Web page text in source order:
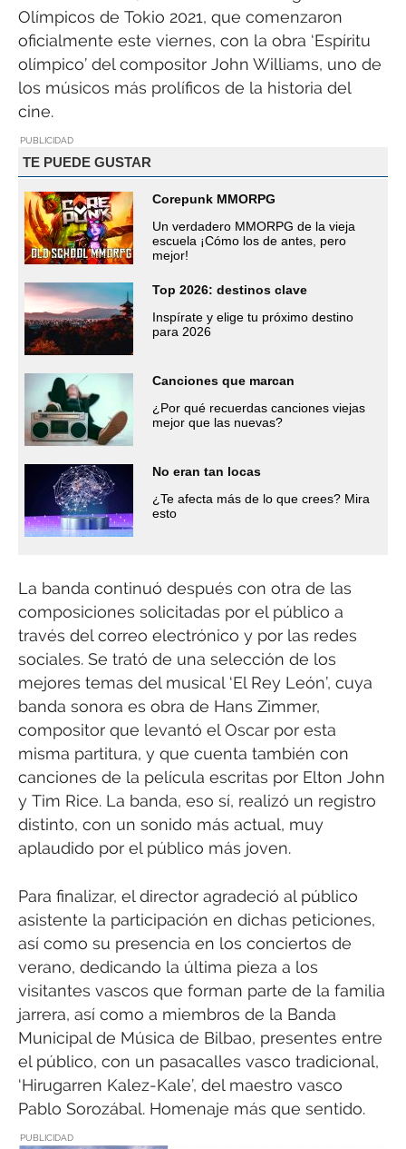
Olímpicos de Tokio 2021, que comenzaron
oficialmente este viernes, con la obra ‘Espíritu
olímpico’ del compositor John Williams, uno de
los músicos más prolíficos de la historia del
cine.
PUBLICIDAD
TE PUEDE GUSTAR
Corepunk MMORPG
Un verdadero MMORPG de la vieja
escuela ¡Cómo los de antes, pero
mejor!
Top 2026: destinos clave
Inspírate y elige tu próximo destino
para 2026
Canciones que marcan
¿Por qué recuerdas canciones viejas
mejor que las nuevas?
No eran tan locas
¿Te afecta más de lo que crees? Mira
esto
La banda continuó después con otra de las
composiciones solicitadas por el público a
través del correo electrónico y por las redes
sociales. Se trató de una selección de los
mejores temas del musical ‘El Rey León’, cuya
banda sonora es obra de Hans Zimmer,
compositor que levantó el Oscar por esta
misma partitura, y que cuenta también con
canciones de la película escritas por Elton John
y Tim Rice. La banda, eso sí, realizó un registro
distinto, con un sonido más actual, muy
aplaudido por el público más joven.
Para finalizar, el director agradeció al público
asistente la participación en dichas peticiones,
así como su presencia en los conciertos de
verano, dedicando la última pieza a los
visitantes vascos que forman parte de la familia
jarrera, así como a miembros de la Banda
Municipal de Música de Bilbao, presentes entre
el público, con un pasacalles vasco tradicional,
‘Hirugarren Kalez-Kale’, del maestro vasco
Pablo Sorozábal. Homenaje más que sentido.
PUBLICIDAD